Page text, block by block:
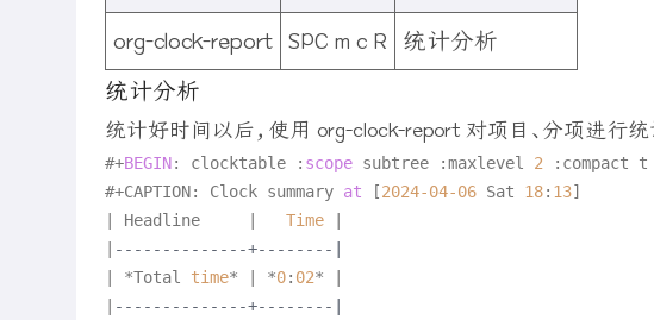
org-clock-report SPC m c R 统计分析
统计分析
统计好时间以后，使用 org-clock-report 对项目、分项进行统
#+BEGIN: clocktable : scope subtree :maxlevel 2 :compact t
#+CAPTION: Clock summary at [2024-04-06 Sat 18: 13
Headline Time
--------------+--------|
*Total time* *0: 02*
--------------+--------|